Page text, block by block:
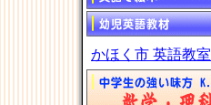
かほく市 英語教室